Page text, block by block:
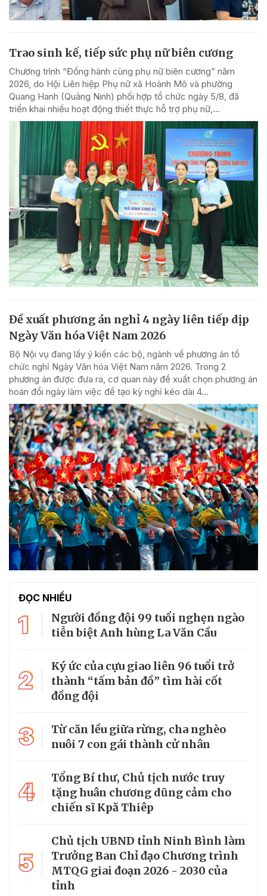
Trao sinh kế, tiếp sức phụ nữ biên cương
Chương trình “Đồng hành cùng phụ nữ biên cương” năm
2026, do Hội Liên hiệp Phụ nữ xã Hoành Mô và phường
Quang Hanh (Quảng Ninh) phối hợp tổ chức ngày 5/8, đã
triển khai nhiều hoạt động thiết thực hỗ trợ phụ nữ,...
Đề xuất phương án nghỉ 4 ngày liên tiếp dịp
Ngày Văn hóa Việt Nam 2026
Bộ Nội vụ đang lấy ý kiến các bộ, ngành về phương án tổ
chức nghỉ Ngày Văn hóa Việt Nam năm 2026. Trong 2
phương án được đưa ra, cơ quan này đề xuất chọn phương án
hoán đổi ngày làm việc để tạo kỳ nghỉ kéo dài 4...
ĐỌC NHIỀU
1
Người đồng đội 99 tuổi nghẹn ngào
tiễn biệt Anh hùng La Văn Cầu
2
Ký ức của cựu giao liên 96 tuổi trở
thành “tấm bản đồ” tìm hài cốt
đồng đội
3
Từ căn lều giữa rừng, cha nghèo
nuôi 7 con gái thành cử nhân
4
Tổng Bí thư, Chủ tịch nước truy
tặng huân chương dũng cảm cho
chiến sĩ Kpă Thiêp
5
Chủ tịch UBND tỉnh Ninh Bình làm
Trưởng Ban Chỉ đạo Chương trình
MTQG giai đoạn 2026 - 2030 của
tỉnh